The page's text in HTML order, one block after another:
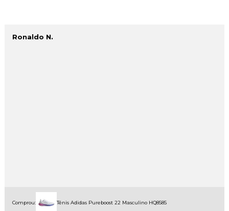
Ronaldo N.
Comprou: Tênis Adidas Pureboost 22 Masculino HQ8585